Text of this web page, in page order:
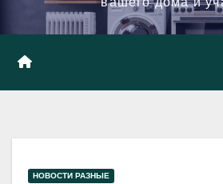
НОВОСТИ РАЗНЫЕ